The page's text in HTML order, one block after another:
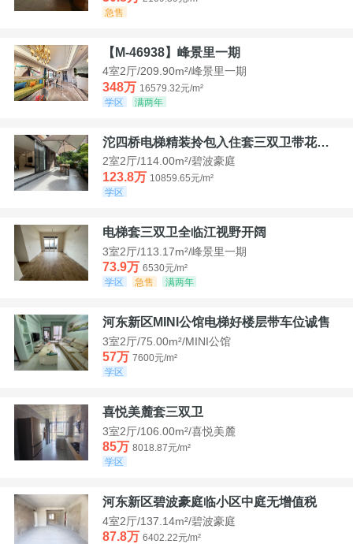
急售
【M-46938】峰景里一期
4室2厅/209.90m²/峰景里一期
348万 16579.32元/m²
学区
满两年
沱四桥电梯精装拎包入住套三双卫带花园40平米带车位
2室2厅/114.00m²/碧波豪庭
123.8万 10859.65元/m²
学区
电梯套三双卫全临江视野开阔
3室2厅/113.17m²/峰景里一期
73.9万 6530元/m²
学区
急售 满两年
河东新区MINI公馆电梯好楼层带车位诚售
3室2厅/75.00m²/MINI公馆
57万 7600元/m²
学区
喜悦美麓套三双卫
3室2厅/106.00m²/喜悦美麓
85万 8018.87元/m²
学区
河东新区碧波豪庭临小区中庭无增值税
4室2厅/137.14m²/碧波豪庭
87.8万 6402.22元/m²